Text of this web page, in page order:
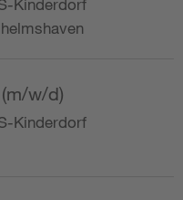
Kinderdorf
w/d)
Kinderdorf